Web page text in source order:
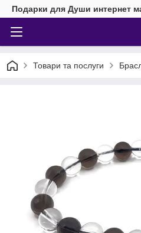
Подарки для Души интернет
Товари та послуги